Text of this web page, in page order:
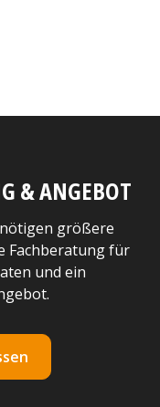
& ANGEBOT
größere
Fachberatung für
und ein